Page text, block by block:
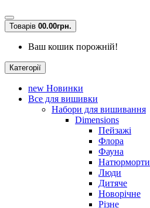
Товарів 00.00грн.
Ваш кошик порожній!
Категорії
new Новинки
Все для вишивки
Набори для вишивання
Dimensions
Пейзажі
Флора
Фауна
Натюрморти
Люди
Дитяче
Новорічне
Різне